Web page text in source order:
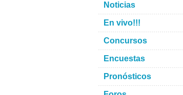
Noticias
En vivo!!!
Concursos
Encuestas
Pronósticos